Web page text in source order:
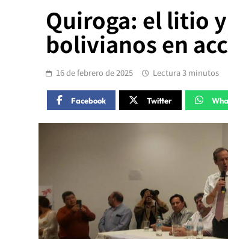
Quiroga: el litio
bolivianos en
16 de febrero de 2025 Lectura 3 minutos
Facebook Twitter